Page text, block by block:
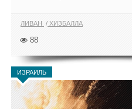
ЛИВАН ХИЗБАЛЛА
88
ИЗРАИЛЬ